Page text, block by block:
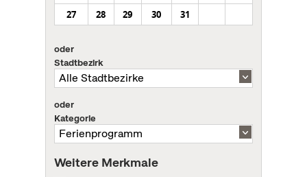
27
28 29 30 31
oder
Stadtbezirk
oder
Kategorie
Weitere Merkmale